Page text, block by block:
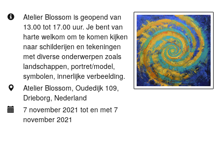
Atelier Blossom is geopend van
13.00 tot 17.00 uur. Je bent van
harte welkom om te komen kijken
naar schilderijen en tekeningen
met diverse onderwerpen zoals
landschappen, portret/model,
symbolen, innerlijke verbeelding.
Atelier Blossom, Oudedijk 109,
Drieborg, Nederland
7 november 2021 tot en met 7
november 2021